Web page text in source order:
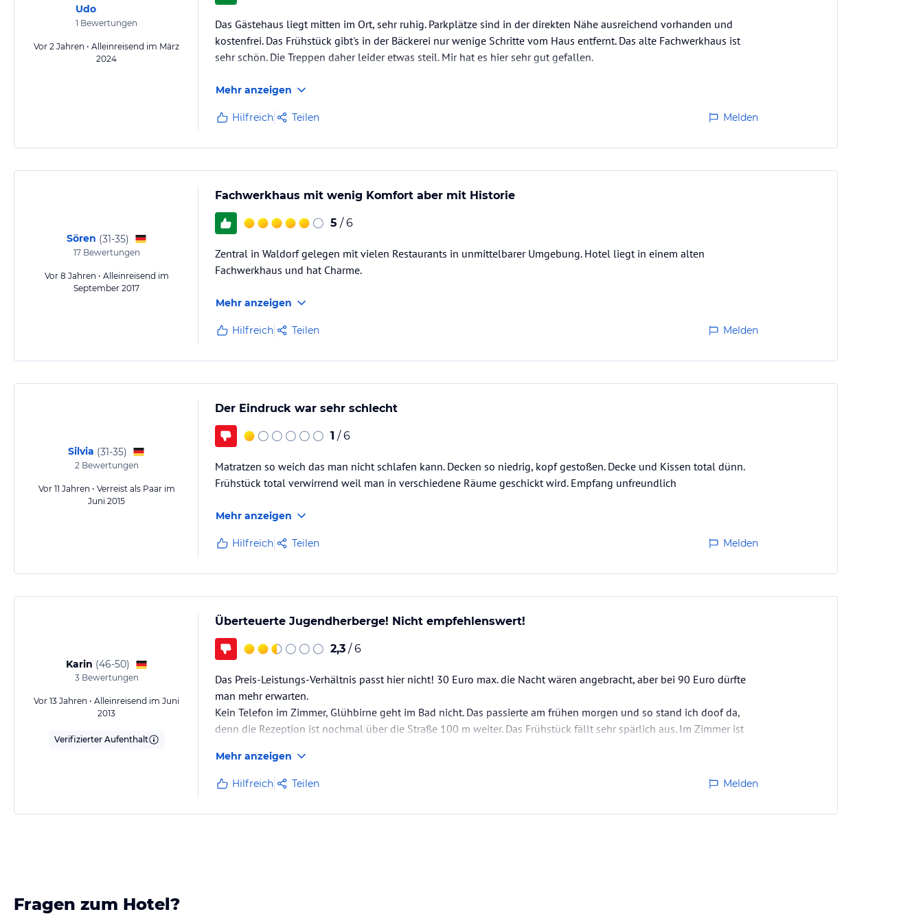
Udo
1 Bewertungen
Vor 2 Jahren • Alleinreisend im März
2024
Das Gästehaus liegt mitten im Ort, sehr ruhig. Parkplätze sind in der direkten Nähe ausreichend vorhanden und
kostenfrei. Das Frühstück gibt's in der Bäckerei nur wenige Schritte vom Haus entfernt. Das alte Fachwerkhaus ist
sehr schön. Die Treppen daher leider etwas steil. Mir hat es hier sehr gut gefallen.
Mehr anzeigen
Hilfreich Teilen Melden
Sören (31-35)
17Bewertungen
Vor 8 Jahren • Alleinreisend im
September 2017
Fachwerkhaus mit wenig Komfort aber mit Historie
5 / 6
Zentral in Waldorf gelegen mit vielen Restaurants in unmittelbarer Umgebung. Hotel liegt in einem alten
Fachwerkhaus und hat Charme.
Mehr anzeigen
Hilfreich Teilen Melden
Silvia (31-35)
2Bewertungen
Vor 11 Jahren • Verreist als Paar im
Juni 2015
Der Eindruck war sehr schlecht
1 / 6
Matratzen so weich das man nicht schlafen kann. Decken so niedrig, kopf gestoßen. Decke und Kissen total dünn.
Frühstück total verwirrend weil man in verschiedene Räume geschickt wird. Empfang unfreundlich
Mehr anzeigen
Hilfreich Teilen Melden
Karin (46-50)
3Bewertungen
Vor 13 Jahren • Alleinreisend im Juni
2013
Verifizierter Aufenthalt
Überteuerte Jugendherberge! Nicht empfehlenswert!
2,3 / 6
Das Preis-Leistungs-Verhältnis passt hier nicht! 30 Euro max. die Nacht wären angebracht, aber bei 90 Euro dürfte
man mehr erwarten.
Kein Telefon im Zimmer, Glühbirne geht im Bad nicht. Das passierte am frühen morgen und so stand ich doof da,
denn die Rezeption ist nochmal über die Straße 100 m weiter. Das Frühstück fällt sehr spärlich aus. Im Zimmer ist
Decke holen. Für den WLAN-Zugang erhalte ich…
Mehr anzeigen
Hilfreich Teilen Melden
Fragen zum Hotel?